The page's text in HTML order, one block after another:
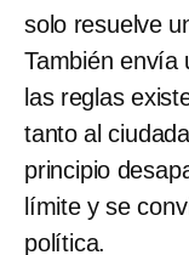
solo resuelve
También envía
las reglas
tanto al
principio
límite y se
política.